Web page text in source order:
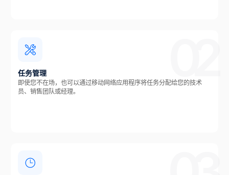
任务管理
即使您不在场，也可以通过移动网络应用程序将任务分配给您的技术
员、销售团队或经理。